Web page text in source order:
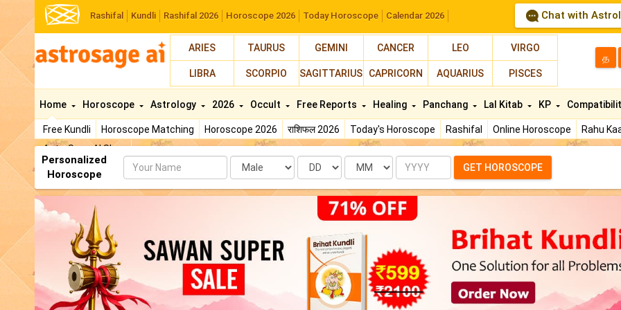
Rashifal Kundli Rashifal 2026 Horoscope 2026 Today Horoscope Calendar 2026 Chat with
ARIES TAURUS GEMINI CANCER LEO VIRGO
LIBRA SCORPIO SAGITTARIUS CAPRICORN AQUARIUS PISCES
த
Home
Free Kundli Horoscope Matching Horoscope 2026 राशिफल 2026 Today's Horoscope Rashifal Online Horoscope Rahu
AstroSage AI Shop
Horoscope Astrology 2026 Occult Free Reports Healing Panchang Lal Kitab KP
Personalized
Horoscope
Name Date Month Year GET HOROSCOPE